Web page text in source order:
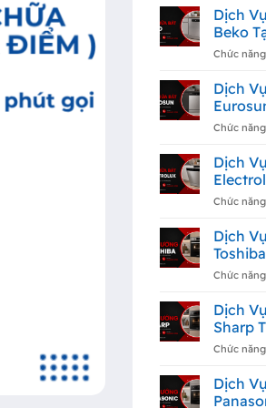
Dịch
Beko
Chức
Dịch
Chức
Dịch
Chức
Dịch
Chức
Dịch
Sharp
Chức
Dịch